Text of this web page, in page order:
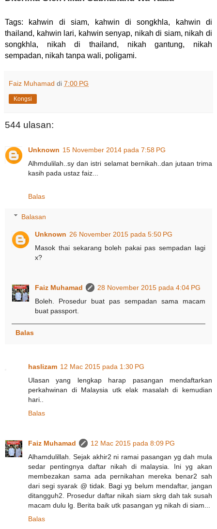
Tags: kahwin di siam, kahwin di songkhla, kahwin di
thailand, kahwin lari, kahwin senyap, nikah di siam, nikah di
songkhla, nikah di thailand, nikah gantung, nikah
sempadan, nikah tanpa wali, poligami.
Faiz Muhamad di 7:00 PG
Kongsi
544 ulasan:
Unknown 15 November 2014 pada 7:58 PG
Alhmdulilah..sy dan istri selamat bernikah..dan jutaan trima
kasih pada ustaz faiz...
Balas
Balasan
Unknown 26 November 2015 pada 5:50 PG
Masok thai sekarang boleh pakai pas sempadan lagi
x?
Faiz Muhamad
28 November 2015 pada 4:04 PG
Boleh. Prosedur buat pas sempadan sama macam
buat passport.
Balas
haslizam 12 Mac 2015 pada 1:30 PG
Ulasan yang lengkap harap pasangan mendaftarkan
perkahwinan di Malaysia utk elak masalah di kemudian
hari..
Balas
Faiz Muhamad
12 Mac 2015 pada 8:09 PG
Alhamdulillah. Sejak akhir2 ni ramai pasangan yg dah mula
sedar pentingnya daftar nikah di malaysia. Ini yg akan
membezakan sama ada pernikahan mereka benar2 sah
dari segi syarak @ tidak. Bagi yg belum mendaftar, jangan
ditangguh2. Prosedur daftar nikah siam skrg dah tak susah
macam dulu lg. Berita baik utk pasangan yg nikah di siam...
Balas